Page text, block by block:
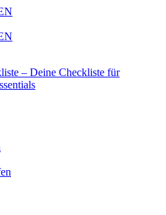
– Deine Checkliste für